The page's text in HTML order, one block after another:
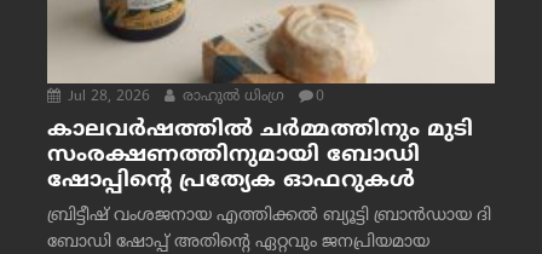
Jul 28, 2026 രാഹുല്‍ ധിംഗ്ര 0
കാലവർഷത്തിൽ ചർമ്മത്തിനും മുടി
സംരക്ഷണത്തിനുമായി ബോഡി
ഷോപ്പിന്റെ പ്രത്യേക ഓഫറുകൾ
ബ്രിട്ടീഷ് വംശജനായ എത്തിക്കൽ ബ്യൂട്ടി ബ്രാൻഡായ ദി
ബോഡി ഷോപ്പ് അതിന്റെ ഏറ്റവും ജനപ്രിയമായ